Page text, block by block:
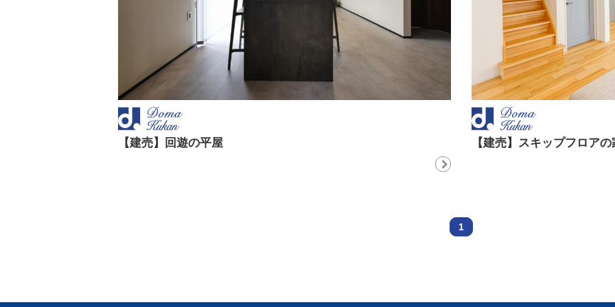
【建売】回遊の平屋 【建売】スキップフロアの
1